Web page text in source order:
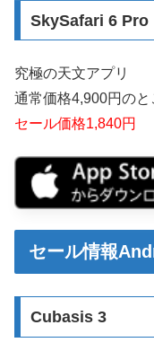
SkySafari 6 Pro
究極の天文アプリ
通常価格4,900円のと
セール価格1,840円
セール情報
Cubasis 3